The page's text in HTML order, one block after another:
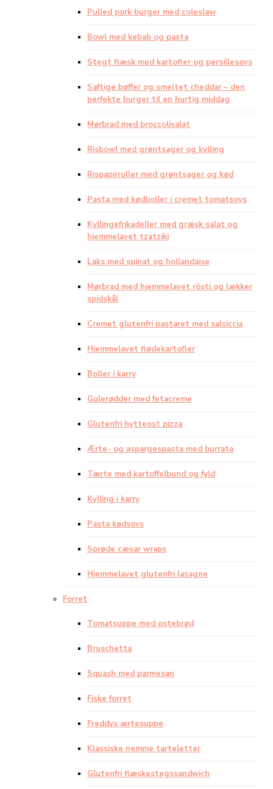
Pulled pork burger med coleslaw
Bowl med kebab og pasta
Stegt flæsk med kartofler og persillesovs
Saftige bøffer og smeltet cheddar – den
perfekte burger til en hurtig middag
Mørbrad med broccolisalat
Risbowl med grøntsager og kylling
Rispapirruller med grøntsager og kød
Pasta med kødboller i cremet tomatsovs
Kyllingefrikadeller med græsk salat og
hjemmelavet tzatziki
Laks med spinat og hollandaise
Mørbrad med hjemmelavet rösti og lækker
spidskål
Cremet glutenfri pastaret med salsiccia
Hjemmelavet flødekartofler
Boller i karry
Gulerødder med fetacreme
Glutenfri hytteost pizza
Ærte- og aspargespasta med burrata
Tærte med kartoffelbund og fyld
Kylling i karry
Pasta kødsovs
Sprøde cæsar wraps
Hjemmelavet glutenfri lasagne
Forret
Tomatsuppe med ostebrød
Bruschetta
Squash med parmesan
Fiske forret
Freddys ærtesuppe
Klassiske nemme tarteletter
Glutenfri flæskestegssandwich